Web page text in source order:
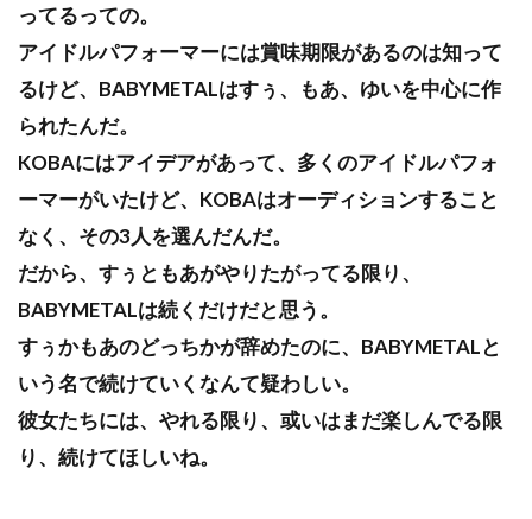
ってるっての。
アイドルパフォーマーには賞味期限があるのは知って
るけど、BABYMETALはすぅ、もあ、ゆいを中心に作
られたんだ。
KOBAにはアイデアがあって、多くのアイドルパフォ
ーマーがいたけど、KOBAはオーディションすること
なく、その3人を選んだんだ。
だから、すぅともあがやりたがってる限り、
BABYMETALは続くだけだと思う。
すぅかもあのどっちかが辞めたのに、BABYMETALと
いう名で続けていくなんて疑わしい。
彼女たちには、やれる限り、或いはまだ楽しんでる限
り、続けてほしいね。